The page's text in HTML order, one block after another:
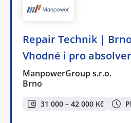
Repair Technik |
Vhodné i pro
ManpowerGroup s.r.o.
Brno
31 000 – 42 000 Kč